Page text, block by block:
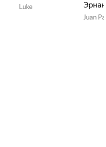
Luke
Juan